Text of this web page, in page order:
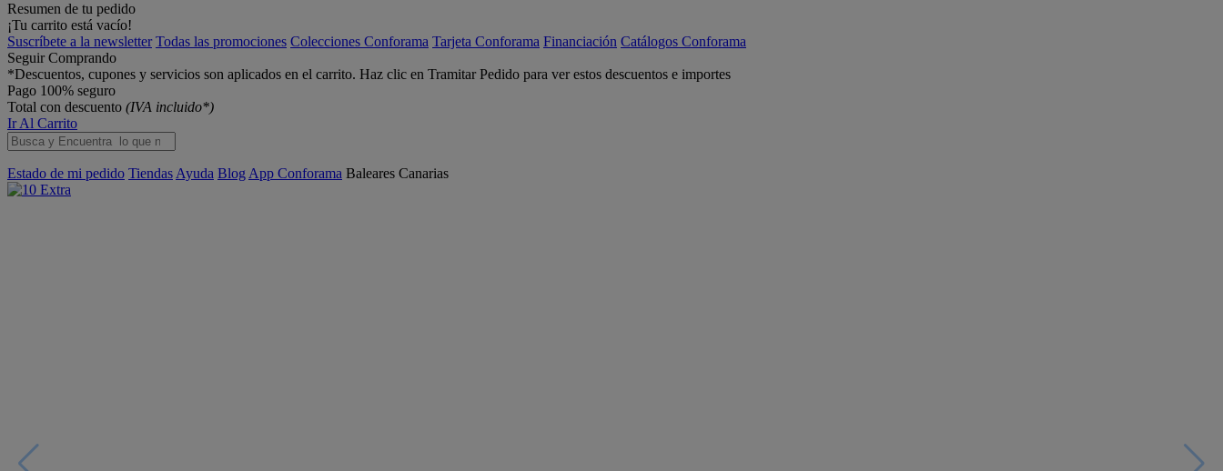
Resumen de tu pedido
¡Tu carrito está vacío!
Suscríbete a la newsletter Todas las promociones Colecciones Conforama Tarjeta Conforama Financiación Catálogos Conforama
Seguir Comprando
*Descuentos, cupones y servicios son aplicados en el carrito. Haz clic en Tramitar Pedido para ver estos descuentos e importes
Pago 100% seguro
Total con descuento (IVA incluido*)
Ir Al Carrito
Estado de mi pedido Tiendas Ayuda Blog App Conforama Baleares Canarias